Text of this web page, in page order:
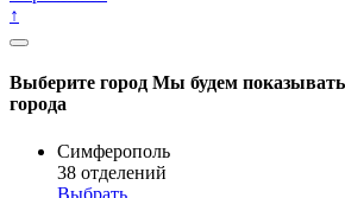
↑
Выберите город Мы будем
города
Симферополь
38 отделений
Выбрать